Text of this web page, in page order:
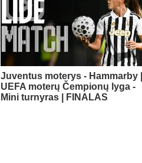
Juventus moterys - Hammarby |
UEFA moterų Čempionų lyga -
Mini turnyras | FINALAS